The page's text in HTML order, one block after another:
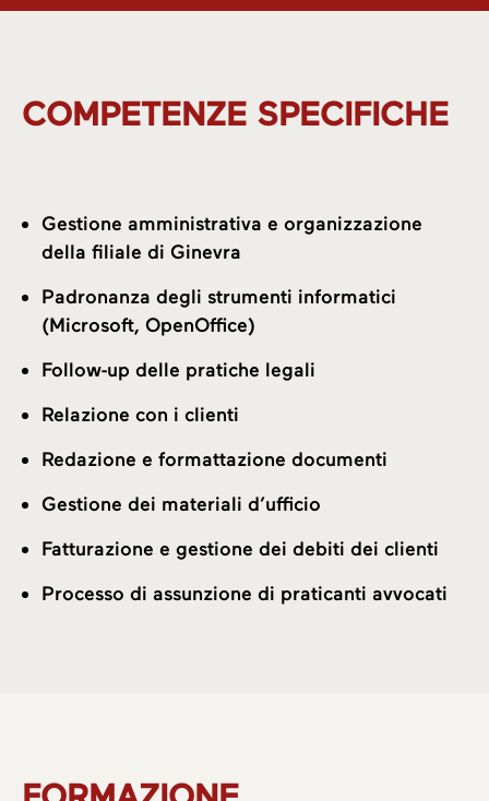
COMPETENZE SPECIFICHE
Gestione amministrativa e organizzazione
della filiale di Ginevra
Padronanza degli strumenti informatici
(Microsoft, OpenOffice)
Follow-up delle pratiche legali
Relazione con i clienti
Redazione e formattazione documenti
Gestione dei materiali d’ufficio
Fatturazione e gestione dei debiti dei clienti
Processo di assunzione di praticanti avvocati